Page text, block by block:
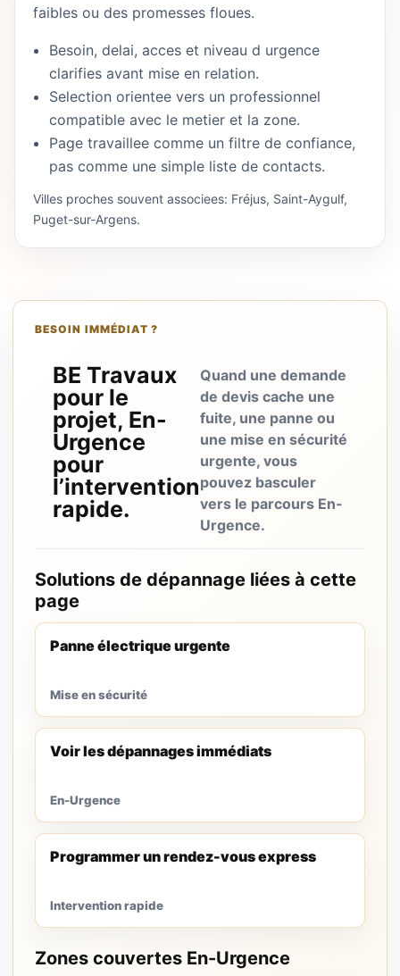
faibles ou des promesses floues.
Besoin, delai, acces et niveau d urgence
clarifies avant mise en relation.
Selection orientee vers un professionnel
compatible avec le metier et la zone.
Page travaillee comme un filtre de confiance,
pas comme une simple liste de contacts.
Villes proches souvent associees: Fréjus, Saint-Aygulf,
Puget-sur-Argens.
BESOIN IMMÉDIAT ?
BE Travaux
pour le
projet, En-
Urgence
pour
l’intervention
rapide.
Quand une demande
de devis cache une
fuite, une panne ou
une mise en sécurité
urgente, vous
pouvez basculer
vers le parcours En-
Urgence.
Solutions de dépannage liées à cette
page
Panne électrique urgente
Mise en sécurité
Voir les dépannages immédiats
En-Urgence
Programmer un rendez-vous express
Intervention rapide
Zones couvertes En-Urgence